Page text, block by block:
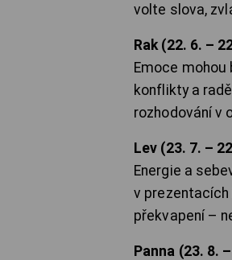
volte slova,
Rak (22. 6. –
Emoce
konflikty a
rozhodování v
Lev (23. 7. –
Energie a
v
překvapení –
Panna (23. 8.